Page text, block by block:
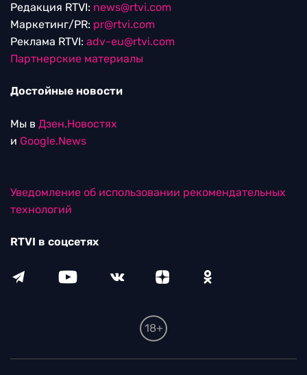
Редакция RTVI: news@rtvi.com
Маркетинг/PR: pr@rtvi.com
Реклама RTVI: adv-eu@rtvi.com
Партнерские материалы
Достойные новости
Мы в Дзен.Новостях
и Google.News
Уведомление об использовании рекомендательных
технологий
RTVI в соцсетях
18+